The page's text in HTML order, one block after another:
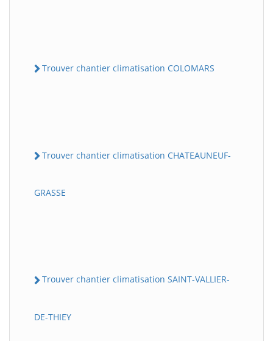
Trouver chantier climatisation COLOMARS
Trouver chantier climatisation CHATEAUNEUF-
GRASSE
Trouver chantier climatisation SAINT-VALLIER-
DE-THIEY